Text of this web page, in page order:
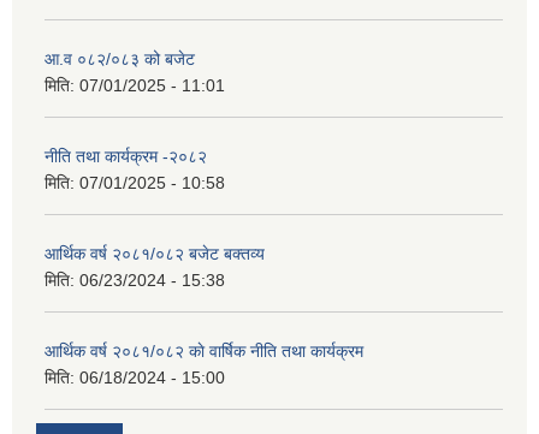
आ.व ०८२/०८३ को बजेट
मिति: 07/01/2025 - 11:01
नीति तथा कार्यक्रम -२०८२
मिति: 07/01/2025 - 10:58
आर्थिक वर्ष २०८१/०८२ बजेट बक्तव्य
मिति: 06/23/2024 - 15:38
आर्थिक वर्ष २०८१/०८२ काे वार्षिक नीति तथा कार्यक्रम
मिति: 06/18/2024 - 15:00